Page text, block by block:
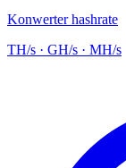
Konwerter hashrate
TH/s · GH/s · MH/s